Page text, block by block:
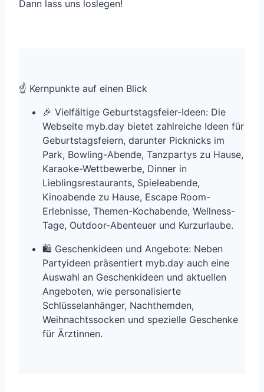
Dann lass uns loslegen!
☝️ Kernpunkte auf einen Blick
🎉 Vielfältige Geburtstagsfeier-Ideen: Die
Webseite myb.day bietet zahlreiche Ideen für
Geburtstagsfeiern, darunter Picknicks im
Park, Bowling-Abende, Tanzpartys zu Hause,
Karaoke-Wettbewerbe, Dinner in
Lieblingsrestaurants, Spieleabende,
Kinoabende zu Hause, Escape Room-
Erlebnisse, Themen-Kochabende, Wellness-
Tage, Outdoor-Abenteuer und Kurzurlaube.
🛍️ Geschenkideen und Angebote: Neben
Partyideen präsentiert myb.day auch eine
Auswahl an Geschenkideen und aktuellen
Angeboten, wie personalisierte
Schlüsselanhänger, Nachthemden,
Weihnachtssocken und spezielle Geschenke
für Ärztinnen.